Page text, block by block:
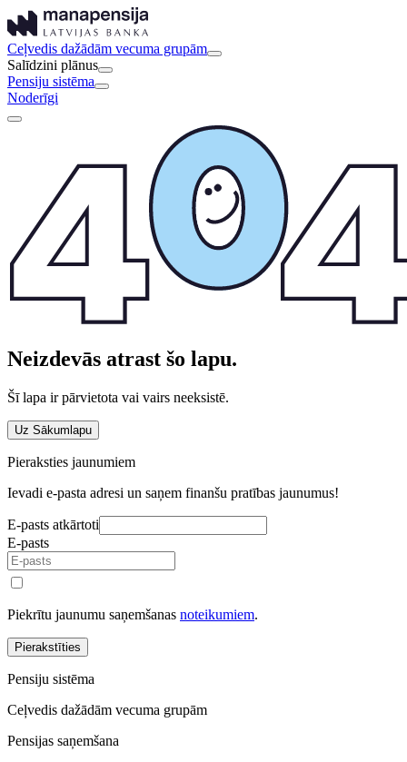
Ceļvedis dažādām vecuma grupām
Salīdzini plānus
Pensiju sistēma
Noderīgi
Neizdevās atrast šo lapu.
Šī lapa ir pārvietota vai vairs neeksistē.
Uz Sākumlapu
Pieraksties jaunumiem
Ievadi e-pasta adresi un saņem finanšu pratības jaunumus!
E-pasts atkārtoti
E-pasts
Piekrītu jaunumu saņemšanas noteikumiem.
Pierakstīties
Pensiju sistēma
Ceļvedis dažādām vecuma grupām
Pensijas saņemšana